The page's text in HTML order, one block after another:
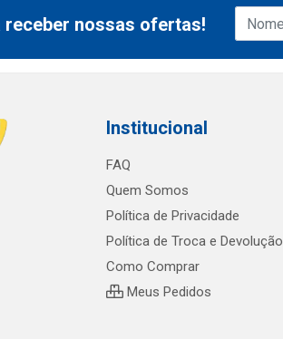
receber nossas ofertas!
Institucional
FAQ
Quem Somos
Política de Privacidade
Política de Troca e Devolução
Como Comprar
Meus Pedidos